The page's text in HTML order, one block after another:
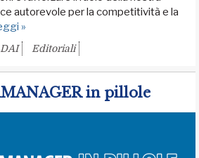
autorevole per la competitività e la
»
Editoriali
in pillole